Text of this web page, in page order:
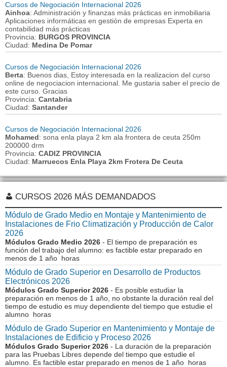
Cursos de Negociación Internacional 2026
Ainhoa: Administración y finanzas más prácticas en inmobiliaria
Aplicaciones informáticas en gestión de empresas Experta en
contabilidad más prácticas
Provincia: BURGOS PROVINCIA
Ciudad: Medina De Pomar
Cursos de Negociación Internacional 2026
Berta: Buenos dias, Estoy interesada en la realizacion del curso
online de negociacion internacional. Me gustaria saber el precio de
este curso. Gracias
Provincia: Cantabria
Ciudad: Santander
Cursos de Negociación Internacional 2026
Mohamed: sona enla playa 2 km ala frontera de ceuta 250m
200000 drm
Provincia: CADIZ PROVINCIA
Ciudad: Marruecos Enla Playa 2km Frotera De Ceuta
CURSOS 2026 MÁS DEMANDADOS
Módulo de Grado Medio en Montaje y Mantenimiento de
Instalaciones de Frio Climatización y Producción de Calor
2026
Módulos Grado Medio 2026 - El tiempo de preparación es
función del trabajo del alumno: es factible estar preparado en
menos de 1 año horas
Módulo de Grado Superior en Desarrollo de Productos
Electrónicos 2026
Módulos Grado Superior 2026 - Es posible estudiar la
preparación en menos de 1 año, no obstante la duración real del
tiempo de estudio es muy dependiente del tiempo que estudie el
alumno horas
Módulo de Grado Superior en Mantenimiento y Montaje de
Instalaciones de Edificio y Proceso 2026
Módulos Grado Superior 2026 - La duración de la preparación
para las Pruebas Libres depende del tiempo que estudie el
alumno. Es factible estar preparado en menos de 1 año horas